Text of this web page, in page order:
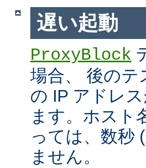
遅い起動
ProxyBlock
場合、 後の
の IP アドレ
ます。ホスト
っては、数秒
ません。